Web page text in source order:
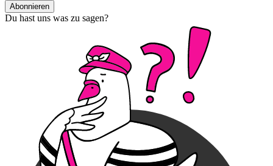
Abonnieren
Du hast uns was zu sagen?